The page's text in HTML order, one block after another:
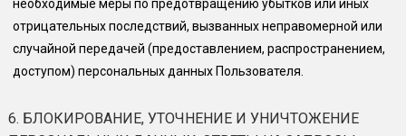
необходимые меры по предотвращению убытков или иных
отрицательных последствий, вызванных неправомерной или
случайной передачей (предоставлением, распространением,
доступом) персональных данных Пользователя.
6. БЛОКИРОВАНИЕ, УТОЧНЕНИЕ И УНИЧТОЖЕНИЕ